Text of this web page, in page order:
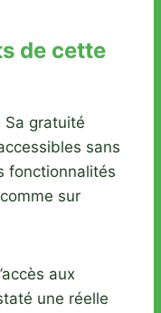
de cette
Sa gratuité
sans
fonctionnalités
sur
aux
une réelle